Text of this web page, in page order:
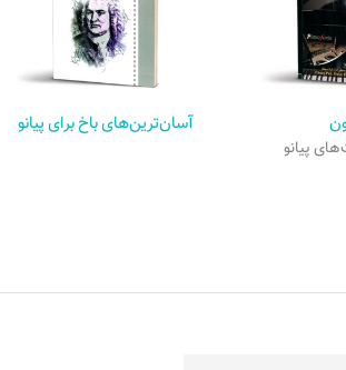
پیانو
آسان‌ترین‌های باخ برای پیانو